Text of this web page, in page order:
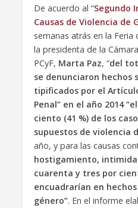
De acuerdo al “Segundo
Causas de Violencia de
semanas atrás en la
la presidenta de la
PCyF, Marta Paz, “del
se denunciaron hechos
tipificados por el
Penal” en el año 2014
ciento (41 %) de los
supuestos de violencia
año, y para las causas
hostigamiento,
cuarenta y tres por
encuadrarían en
género”. En el informe